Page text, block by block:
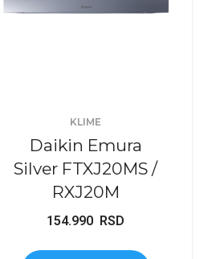
KLIME
Daikin Emura
Silver FTXJ20MS /
RXJ20M
154.990 RSD